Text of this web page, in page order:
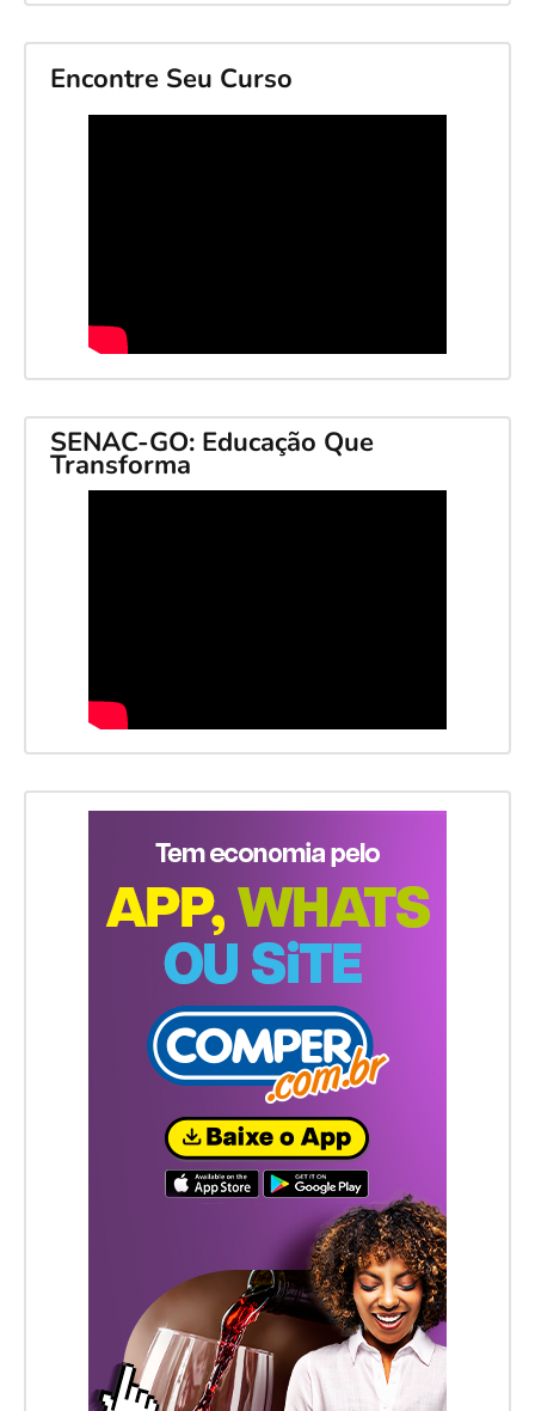
Encontre Seu Curso
SENAC-GO: Educação Que
Transforma